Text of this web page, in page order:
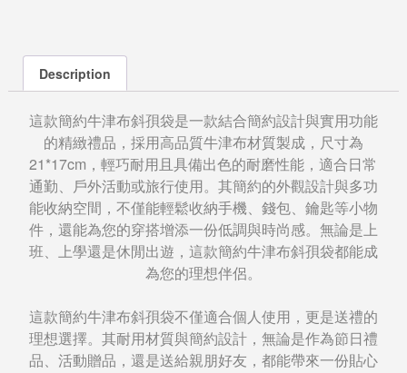
Description
這款簡約牛津布斜孭袋是一款結合簡約設計與實用功能
的精緻禮品，採用高品質牛津布材質製成，尺寸為
21*17cm，輕巧耐用且具備出色的耐磨性能，適合日常
通勤、戶外活動或旅行使用。其簡約的外觀設計與多功
能收納空間，不僅能輕鬆收納手機、錢包、鑰匙等小物
件，還能為您的穿搭增添一份低調與時尚感。無論是上
班、上學還是休閒出遊，這款簡約牛津布斜孭袋都能成
為您的理想伴侶。
這款簡約牛津布斜孭袋不僅適合個人使用，更是送禮的
理想選擇。其耐用材質與簡約設計，無論是作為節日禮
品、活動贈品，還是送給親朋好友，都能帶來一份貼心